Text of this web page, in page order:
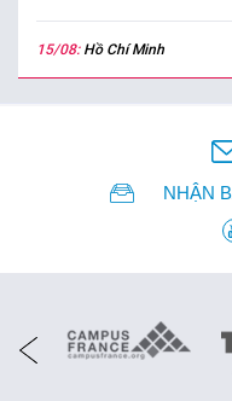
15/08: Hồ Chí Minh
NHẬN